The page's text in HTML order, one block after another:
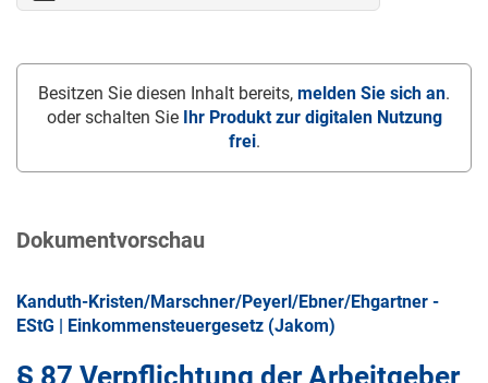
Besitzen Sie diesen Inhalt bereits, melden Sie sich an.
oder schalten Sie
Ihr Produkt zur digitalen Nutzung
frei.
Dokumentvorschau
Kanduth-Kristen/Marschner/Peyerl/Ebner/Ehgartner -
EStG | Einkommensteuergesetz (Jakom)